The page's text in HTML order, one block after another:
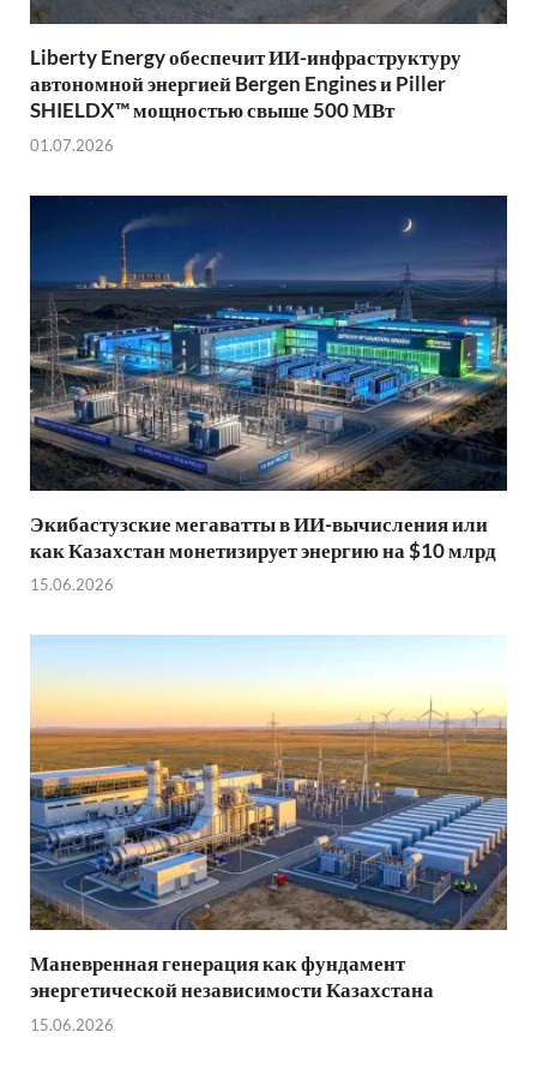
Liberty Energy обеспечит ИИ-инфраструктуру
автономной энергией Bergen Engines и Piller
SHIELDX™ мощностью свыше 500 МВт
01.07.2026
Экибастузские мегаватты в ИИ-вычисления или
как Казахстан монетизирует энергию на $10 млрд
15.06.2026
Маневренная генерация как фундамент
энергетической независимости Казахстана
15.06.2026